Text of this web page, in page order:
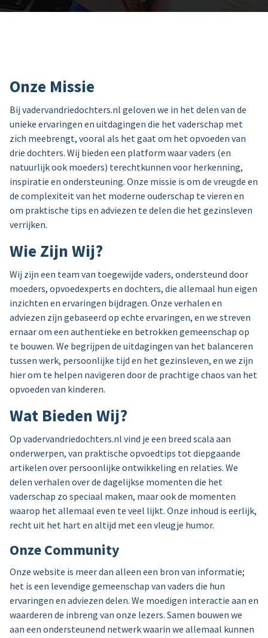
Onze Missie
Bij vadervandriedochters.nl geloven we in het delen van de
unieke ervaringen en uitdagingen die het vaderschap met
zich meebrengt, vooral als het gaat om het opvoeden van
drie dochters. Wij bieden een platform waar vaders (en
natuurlijk ook moeders) terechtkunnen voor herkenning,
inspiratie en ondersteuning. Onze missie is om de vreugde en
de complexiteit van het moderne ouderschap te vieren en
om praktische tips en adviezen te delen die het gezinsleven
verrijken.
Wie Zijn Wij?
Wij zijn een team van toegewijde vaders, ondersteund door
moeders, opvoedexperts en dochters, die allemaal hun eigen
inzichten en ervaringen bijdragen. Onze verhalen en
adviezen zijn gebaseerd op echte ervaringen, en we streven
ernaar om een authentieke en betrokken gemeenschap op
te bouwen. We begrijpen de uitdagingen van het balanceren
tussen werk, persoonlijke tijd en het gezinsleven, en we zijn
hier om te helpen navigeren door de prachtige chaos van het
opvoeden van kinderen.
Wat Bieden Wij?
Op vadervandriedochters.nl vind je een breed scala aan
onderwerpen, van praktische opvoedtips tot diepgaande
artikelen over persoonlijke ontwikkeling en relaties. We
delen verhalen over de dagelijkse momenten die het
vaderschap zo speciaal maken, maar ook de momenten
waarop het allemaal even te veel lijkt. Onze inhoud is eerlijk,
recht uit het hart en altijd met een vleugje humor.
Onze Community
Onze website is meer dan alleen een bron van informatie;
het is een levendige gemeenschap van vaders die hun
ervaringen en adviezen delen. We moedigen interactie aan en
waarderen de inbreng van onze lezers. Samen bouwen we
aan een ondersteunend netwerk waarin we allemaal kunnen